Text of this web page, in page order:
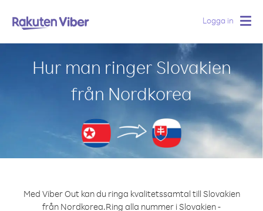
Logga in
Hur man ringer Slovakien
från Nordkorea
Med Viber Out kan du ringa kvalitetssamtal till Slovakien
från Nordkorea.Ring alla nummer i Slovakien -